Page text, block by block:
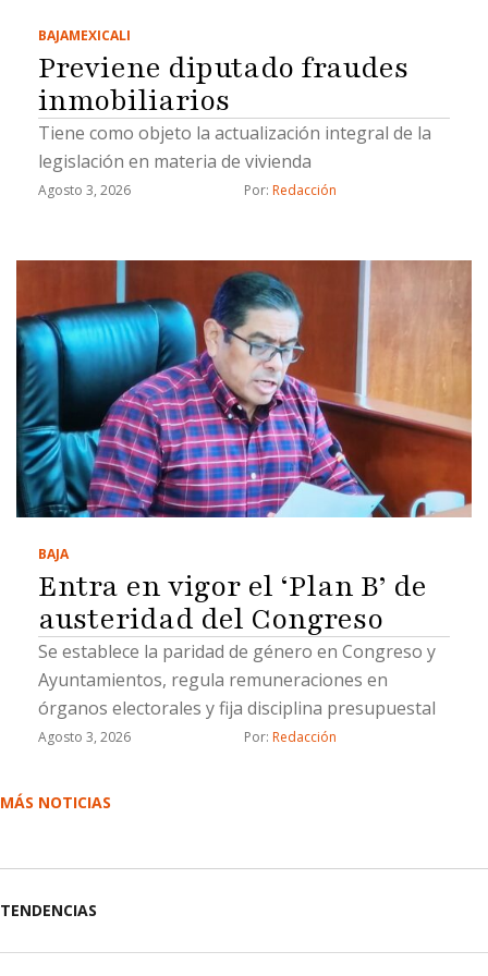
BAJAMEXICALI
Previene diputado fraudes
inmobiliarios
Tiene como objeto la actualización integral de la
legislación en materia de vivienda
Agosto 3, 2026 Por: Redacción
BAJA
Entra en vigor el ‘Plan B’ de
austeridad del Congreso
Se establece la paridad de género en Congreso y
Ayuntamientos, regula remuneraciones en
órganos electorales y fija disciplina presupuestal
Agosto 3, 2026 Por: Redacción
MÁS NOTICIAS
TENDENCIAS